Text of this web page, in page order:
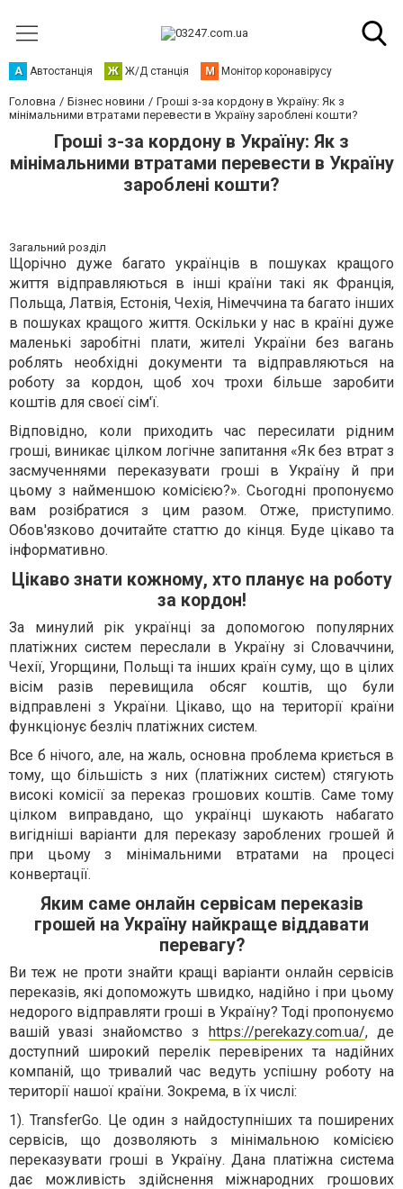
А Автостанція Ж Ж/Д станція М Монітор коронавірусу
Головна Бізнес новини
Гроші з-за кордону в Україну: Як з
мінімальними втратами перевести в Україну зароблені кошти?
Гроші з-за кордону в Україну: Як з
мінімальними втратами перевести в Україну
зароблені кошти?
Загальний розділ
Щорічно дуже багато українців в пошуках кращого
життя відправляються в інші країни такі як Франція,
Польща, Латвія, Естонія, Чехія, Німеччина та багато інших
в пошуках кращого життя. Оскільки у нас в країні дуже
маленькі заробітні плати, жителі України без вагань
роблять необхідні документи та відправляються на
роботу за кордон, щоб хоч трохи більше заробити
коштів для своєї сім'ї.
Відповідно, коли приходить час пересилати рідним
гроші, виникає цілком логічне запитання «Як без втрат з
засмученнями переказувати гроші в Україну й при
цьому з найменшою комісією?». Сьогодні пропонуємо
вам розібратися з цим разом. Отже, приступимо.
Обов'язково дочитайте статтю до кінця. Буде цікаво та
інформативно.
Цікаво знати кожному, хто планує на роботу
за кордон!
За минулий рік українці за допомогою популярних
платіжних систем переслали в Україну зі Словаччини,
Чехії, Угорщини, Польщі та інших країн суму, що в цілих
вісім разів перевищила обсяг коштів, що були
відправлені з України. Цікаво, що на території країни
функціонує безліч платіжних систем.
Все б нічого, але, на жаль, основна проблема криється в
тому, що більшість з них (платіжних систем) стягують
високі комісії за переказ грошових коштів. Саме тому
цілком виправдано, що українці шукають набагато
вигідніші варіанти для переказу зароблених грошей й
при цьому з мінімальними втратами на процесі
конвертації.
Яким саме онлайн сервісам переказів
грошей на Україну найкраще віддавати
перевагу?
Ви теж не проти знайти кращі варіанти онлайн сервісів
переказів, які допоможуть швидко, надійно і при цьому
недорого відправляти гроші в Україну? Тоді пропонуємо
вашій увазі знайомство з https://perekazy.com.ua/, де
доступний широкий перелік перевірених та надійних
компаній, що тривалий час ведуть успішну роботу на
території нашої країни. Зокрема, в їх числі:
1). TransferGo. Це один з найдоступніших та поширених
сервісів, що дозволяють з мінімальною комісією
переказувати гроші в Україну. Дана платіжна система
дає можливість здійснення міжнародних грошових